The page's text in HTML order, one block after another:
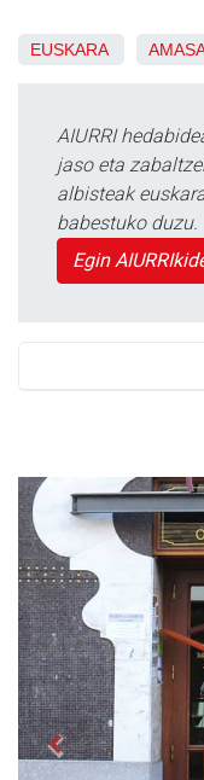
EUSKARA
AIURRI
jaso eta
albisteak
babestuko duzu.
Egin
Previous